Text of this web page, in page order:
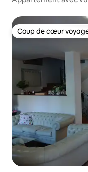
Coup de cœur
Coup de cœur